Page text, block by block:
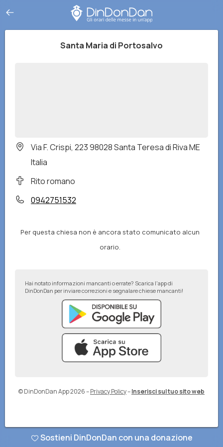
Santa Maria di Portosalvo
Via F. Crispi, 223 98028 Santa Teresa di Riva ME
Italia
Rito romano
0942751532
Per questa chiesa non è ancora stato comunicato alcun
orario.
Hai notato informazioni mancanti o errate? Scarica l'app di
DinDonDan per inviare correzioni e segnalare chiese mancanti!
© DinDonDan App 2026–Privacy Policy–Inserisci sul tuo sito web
Sostieni DinDonDan con una donazione